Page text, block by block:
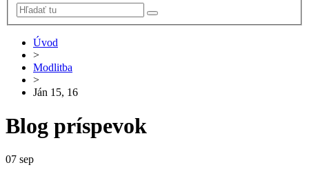
Úvod
>
Modlitba
>
Ján 15, 16
Blog príspevok
07 sep